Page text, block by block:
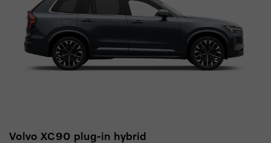
Volvo XC90 plug-in hybrid